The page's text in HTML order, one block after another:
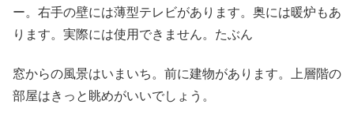
ー。右手の壁には薄型テレビがあります。奥には暖炉もあ
ります。実際には使用できません。たぶん
窓からの風景はいまいち。前に建物があります。上層階の
部屋はきっと眺めがいいでしょう。